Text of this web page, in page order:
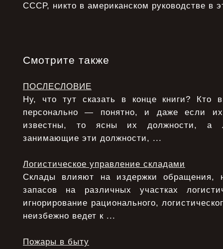
СССР, никто в американском руководстве в
Смотрите также
ПОСЛЕСЛОВИЕ
Ну, что тут сказать в конце книги? Кто
персонально — понятно, и даже если
известны, то ясны их должности, а
занимающие эти должности, ...
Логистическое управление складами
Склады влияют на издержки обращения,
запасов на различных участках
игнорирование рационального,
неизбежно ведет к ...
Пожары в быту